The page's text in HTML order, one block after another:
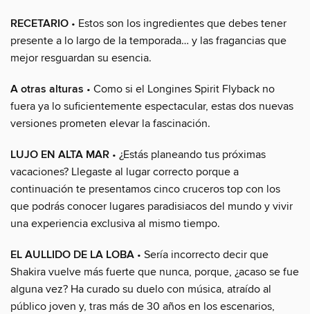
RECETARIO • Estos son los ingredientes que debes tener
presente a lo largo de la temporada… y las fragancias que
mejor resguardan su esencia.
A otras alturas • Como si el Longines Spirit Flyback no
fuera ya lo suficientemente espectacular, estas dos nuevas
versiones prometen elevar la fascinación.
LUJO EN ALTA MAR • ¿Estás planeando tus próximas
vacaciones? Llegaste al lugar correcto porque a
continuación te presentamos cinco cruceros top con los
que podrás conocer lugares paradisiacos del mundo y vivir
una experiencia exclusiva al mismo tiempo.
EL AULLIDO DE LA LOBA • Sería incorrecto decir que
Shakira vuelve más fuerte que nunca, porque, ¿acaso se fue
alguna vez? Ha curado su duelo con música, atraído al
público joven y, tras más de 30 años en los escenarios,